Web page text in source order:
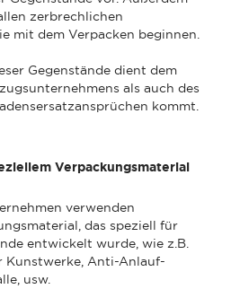
zerbrechlichen
mit dem Verpacken beginnen.
Gegenstände dient dem
als auch des
kommt.
Verpackungsmaterial
verwenden
das speziell für
entwickelt wurde, wie z.B.
Kunstwerke, Anti-Anlauf-
usw.